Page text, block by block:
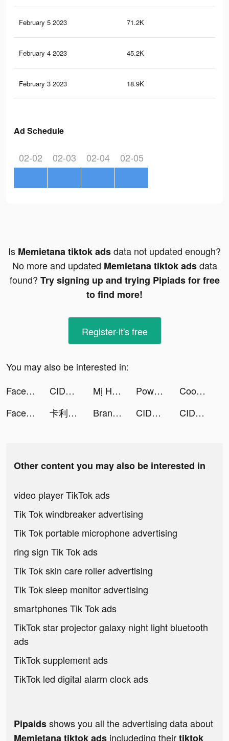
February 5 2023 71.2K
February 4 2023 45.2K
February 3 2023 18.9K
Ad Schedule
02-02 02-03 02-04 02-05
Is Memietana tiktok adsdata not updated enough?
No more and updated Memietana tiktok adsdata
found? Try signing up and trying Pipiads for free
to find more!
Register-it's free
You may also be interested in:
FaceLike - Be Anyone You Like tiktok ads
CIDER - Clothing & Fashion tiktok ads Mị Hồ Thanh Khâu tiktok ads Power Scan-Scan to PDF tiktok ads
Cooking Journey: Food Games tiktok ads
FaceLike - Be Anyone You Like tiktok ads
卡利茲傳說 tiktok ads Brandon Beloti tiktok ads CIDER - Clothing & Fashion tiktok ads CIDER - Clothing & Fashion tiktok ads
Other content you may also be interested in
video player TikTok ads
Tik Tok windbreaker advertising
Tik Tok portable microphone advertising
ring sign Tik Tok ads
Tik Tok skin care roller advertising
Tik Tok sleep monitor advertising
smartphones Tik Tok ads
TikTok star projector galaxy night light bluetooth
ads
TikTok supplement ads
TikTok led digital alarm clock ads
Pipaidsshows you all the advertising data about
Memietana tiktok ads includeding theirtiktok